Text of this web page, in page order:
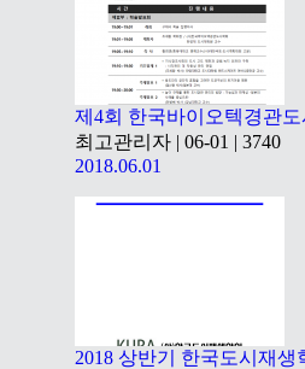
제4회 한국바이오텍경관
최고관리자 |06-01 |3740
2018.06.01
2018 상반기 한국도시재생